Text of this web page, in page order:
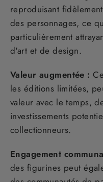
reproduisant
des personnages, ce
particulièrement
d'art et de design.
Valeur augmentée :
les éditions limitées,
valeur avec le temps,
investissements
collectionneurs.
Engagement
des figurines peut